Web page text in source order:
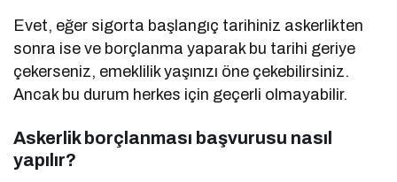
Evet, eğer sigorta başlangıç tarihiniz askerlikten
sonra ise ve borçlanma yaparak bu tarihi geriye
çekerseniz, emeklilik yaşınızı öne çekebilirsiniz.
Ancak bu durum herkes için geçerli olmayabilir.
Askerlik borçlanması başvurusu nasıl
yapılır?